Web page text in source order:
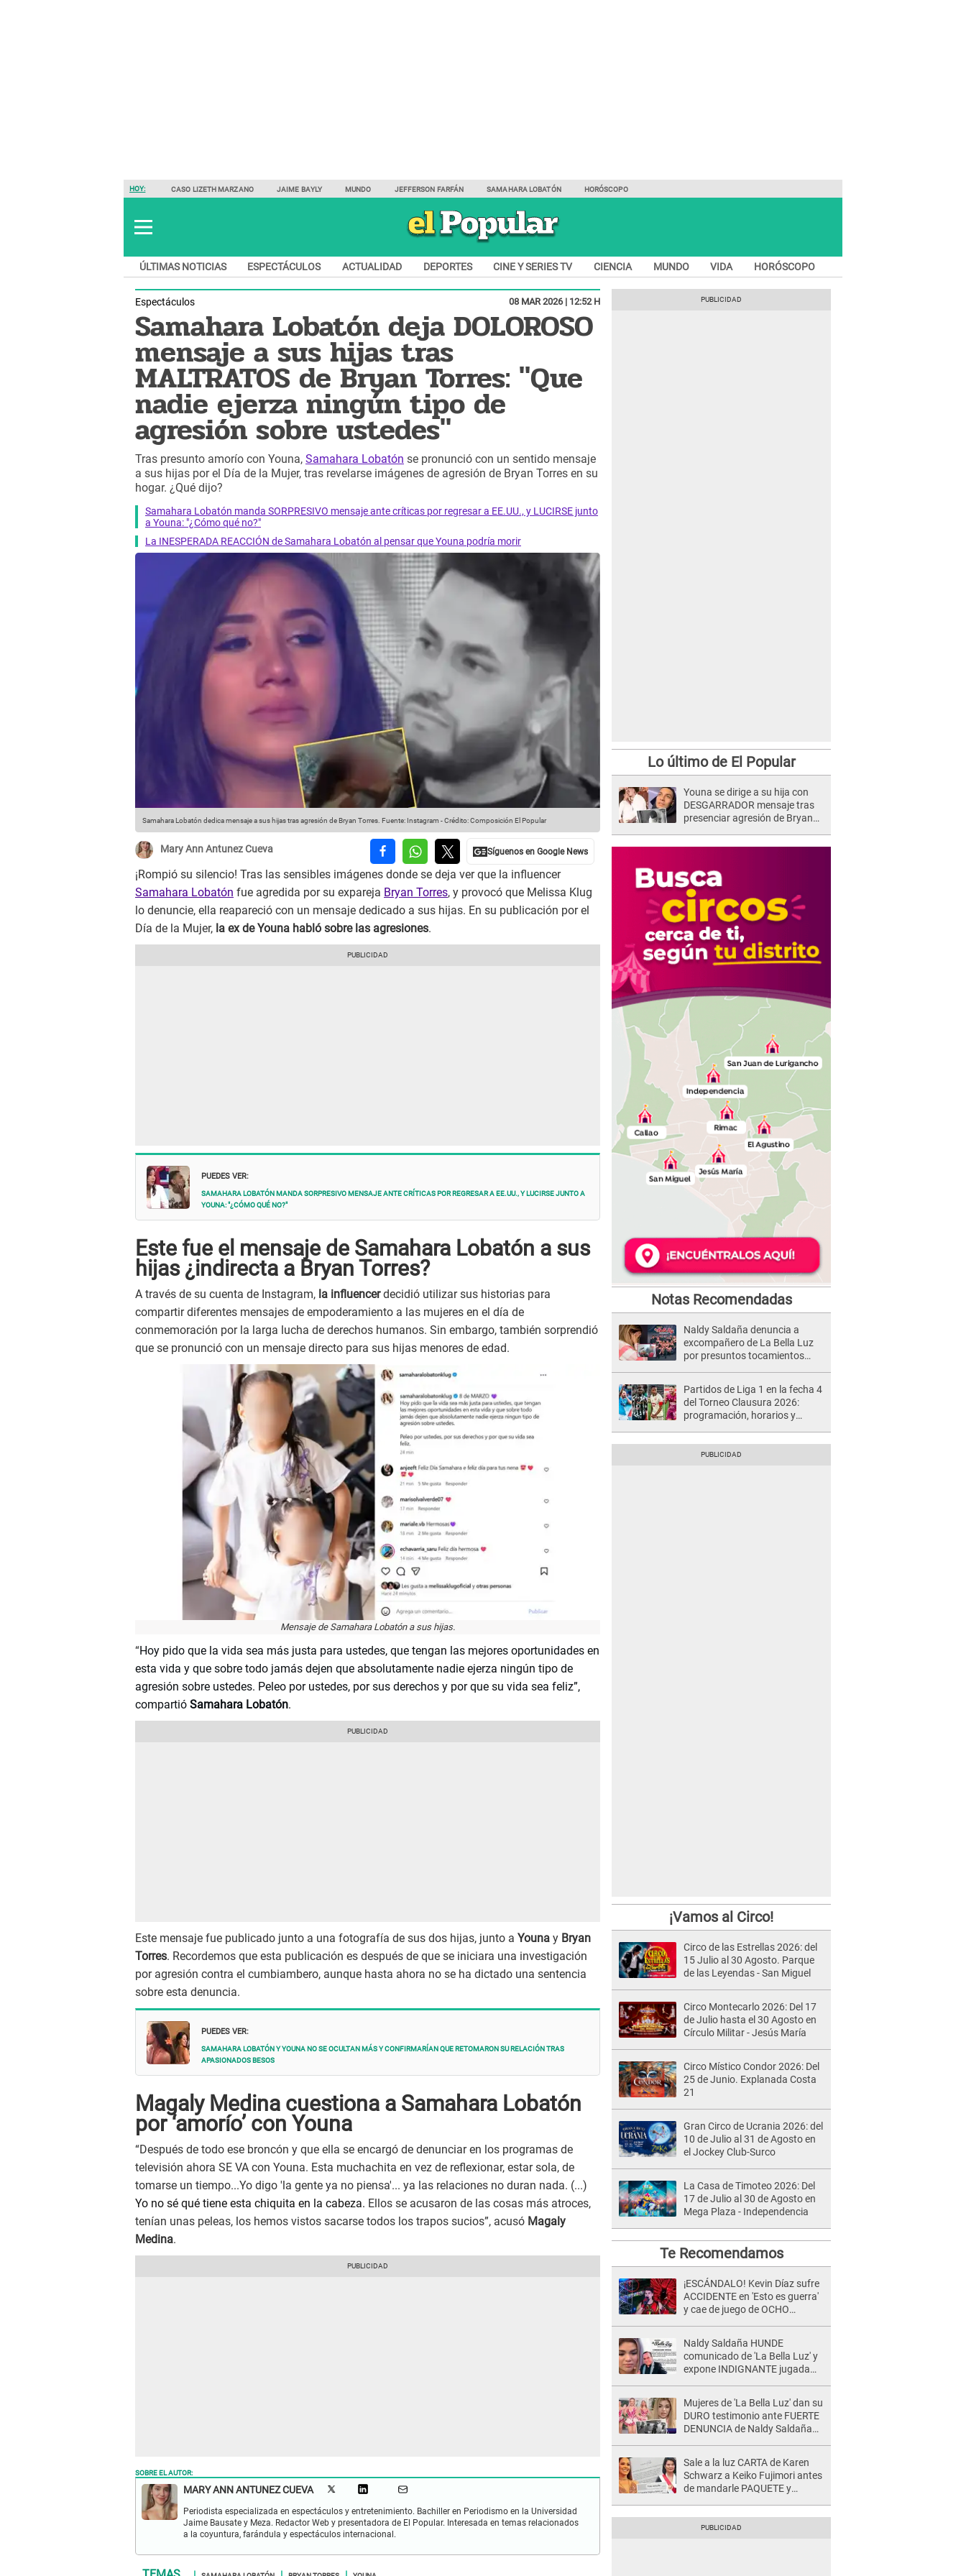
HOY: CASO LIZETH MARZANO JAIME BAYLY MUNDO JEFFERSON FARFÁN SAMAHARA LOBATÓN HORÓSCOPO
ÚLTIMAS NOTICIAS ESPECTÁCULOS ACTUALIDAD DEPORTES CINE Y SERIES TV CIENCIA MUNDO VIDA HORÓSCOPO
Espectáculos 08 MAR 2026 | 12:52 H
Samahara Lobatón deja DOLOROSO
mensaje a sus hijas tras
MALTRATOS de Bryan Torres: "Que
nadie ejerza ningún tipo de
agresión sobre ustedes"
Tras presunto amorío con Youna, Samahara Lobatón se pronunció con un sentido mensaje
a sus hijas por el Día de la Mujer, tras revelarse imágenes de agresión de Bryan Torres en su
hogar. ¿Qué dijo?
Samahara Lobatón manda SORPRESIVO mensaje ante críticas por regresar a EE.UU., y LUCIRSE junto
a Youna: "¿Cómo qué no?"
La INESPERADA REACCIÓN de Samahara Lobatón al pensar que Youna podría morir
Samahara Lobatón dedica mensaje a sus hijas tras agresión de Bryan Torres. Fuente: Instagram -Crédito: Composición El Popular
Mary Ann Antunez Cueva
¡Rompió su silencio! Tras las sensibles imágenes donde se deja ver que la influencer
Samahara Lobatón fue agredida por su expareja Bryan Torres, y provocó que Melissa Klug
lo denuncie, ella reapareció con un mensaje dedicado a sus hijas. En su publicación por el
Día de la Mujer, la ex de Youna habló sobre las agresiones.
PUEDES VER:
Samahara Lobatón manda SORPRESIVO mensaje ante críticas por regresar a EE.UU., y LUCIRSE junto a
Youna: "¿Cómo qué no?"
Este fue el mensaje de Samahara Lobatón a sus
hijas ¿indirecta a Bryan Torres?
A través de su cuenta de Instagram, la influencerdecidió utilizar sus historias para
compartir diferentes mensajes de empoderamiento a las mujeres en el día de
conmemoración por la larga lucha de derechos humanos. Sin embargo, también sorprendió
que se pronunció con un mensaje directo para sus hijas menores de edad.
Mensaje de Samahara Lobatón a sus hijas.
“Hoy pido que la vida sea más justa para ustedes, que tengan las mejores oportunidades en
esta vida y que sobre todo jamás dejen que absolutamente nadie ejerza ningún tipo de
agresión sobre ustedes. Peleo por ustedes, por sus derechos y por que su vida sea feliz”,
compartió Samahara Lobatón.
Este mensaje fue publicado junto a una fotografía de sus dos hijas, junto a Youna y Bryan
Torres. Recordemos que esta publicación es después de que se iniciara una investigación
por agresión contra el cumbiambero, aunque hasta ahora no se ha dictado una sentencia
sobre esta denuncia.
PUEDES VER:
Samahara Lobatón y Youna no se ocultan más y confirmarían que RETOMARON su RELACIÓN tras
apasionados besos
Magaly Medina cuestiona a Samahara Lobatón
por ‘amorío’ con Youna
“Después de todo ese broncón y que ella se encargó de denunciar en los programas de
televisión ahora SE VA con Youna. Esta muchachita en vez de reflexionar, estar sola, de
tomarse un tiempo...Yo digo 'la gente ya no piensa'... ya las relaciones no duran nada. (...)
Yo no sé qué tiene esta chiquita en la cabeza. Ellos se acusaron de las cosas más atroces,
tenían unas peleas, los hemos vistos sacarse todos los trapos sucios”, acusó Magaly
Medina.
SOBRE EL AUTOR:
MARY ANN ANTUNEZ CUEVA
Periodista especializada en espectáculos y entretenimiento. Bachiller en Periodismo en la Universidad
Jaime Bausate y Meza. Redactor Web y presentadora de El Popular. Interesada en temas relacionados
a la coyuntura, farándula y espectáculos internacional.
Lo último de El Popular
Youna se dirige a su hija con
DESGARRADOR mensaje tras
presenciar agresión de Bryan
Notas Recomendadas
Naldy Saldaña denuncia a
excompañero de La Bella Luz
por presuntos tocamientos
Partidos de Liga 1 en la fecha 4
del Torneo Clausura 2026:
programación, horarios y
¡Vamos al Circo!
Circo de las Estrellas 2026: del
15 Julio al 30 Agosto. Parque
de las Leyendas - San Miguel
Circo Montecarlo 2026: Del 17
de Julio hasta el 30 Agosto en
Círculo Militar - Jesús María
Circo Místico Condor 2026: Del
25 de Junio. Explanada Costa
21
Gran Circo de Ucrania 2026: del
10 de Julio al 31 de Agosto en
el Jockey Club-Surco
La Casa de Timoteo 2026: Del
17 de Julio al 30 de Agosto en
Mega Plaza - Independencia
Te Recomendamos
¡ESCÁNDALO! Kevin Díaz sufre
ACCIDENTE en 'Esto es guerra'
y cae de juego de OCHO
Naldy Saldaña HUNDE
comunicado de 'La Bella Luz' y
expone INDIGNANTE jugada
Mujeres de 'La Bella Luz' dan su
DURO testimonio ante FUERTE
DENUNCIA de Naldy Saldaña
Sale a la luz CARTA de Karen
Schwarz a Keiko Fujimori antes
de mandarle PAQUETE y